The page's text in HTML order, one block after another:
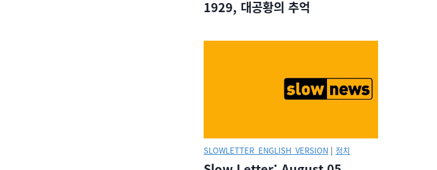
1929, 대공황의 추억
SLOWLETTER_ENGLISH_VERSION | 정치